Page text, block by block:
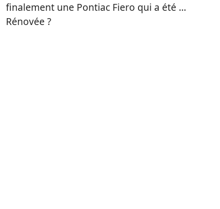
finalement une Pontiac Fiero qui a été …
Rénovée ?